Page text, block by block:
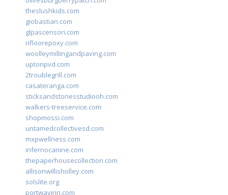
theslushkids.com
giobastian.com
glpascensori.com
rifloorepoxy.com
woolleymillingandpaving.com
uptonpvd.com
2troublegrill.com
casateranga.com
sticksandstonesstudiooh.com
walkers-treeservice.com
shopmossi.com
untamedcollectivesd.com
mxpwellness.com
infernocanine.com
thepaperhousecollection.com
allisonwillisholley.com
solslite.org
portwayinn.com